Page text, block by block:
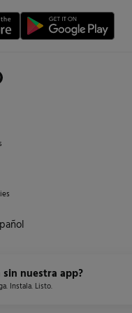
sin nuestra app?
Instala. Listo.